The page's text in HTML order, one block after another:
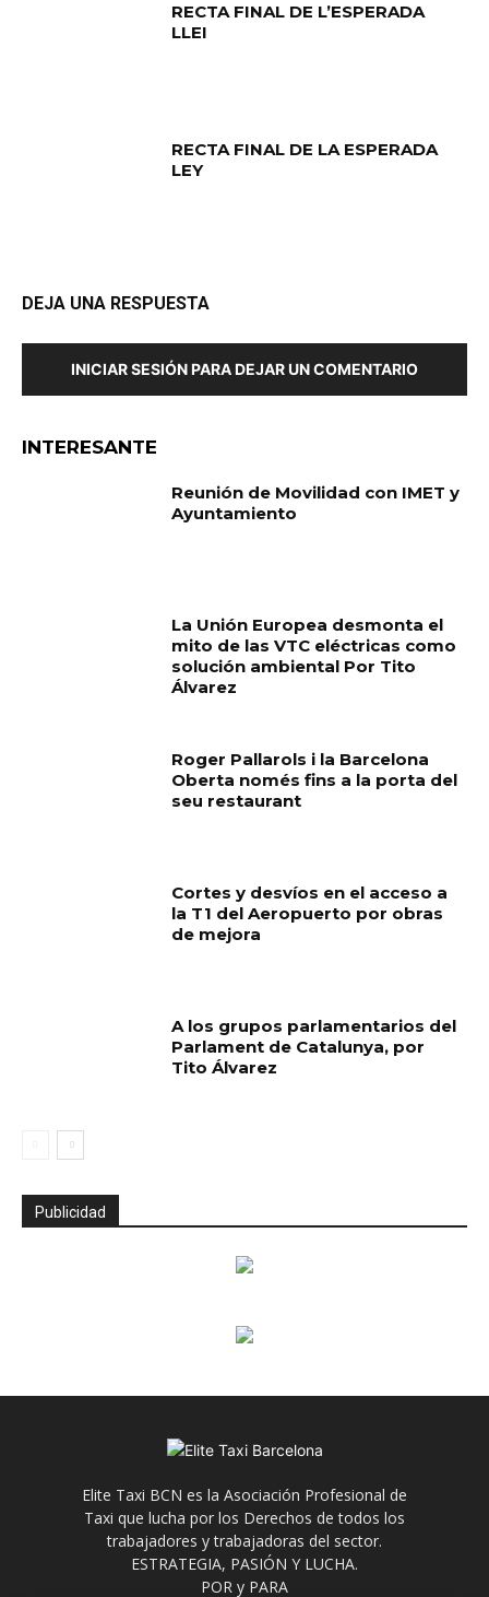
RECTA FINAL DE L’ESPERADA
LLEI
RECTA FINAL DE LA ESPERADA
LEY
DEJA UNA RESPUESTA
INICIAR SESIÓN PARA DEJAR UN COMENTARIO
INTERESANTE
Reunión de Movilidad con IMET y
Ayuntamiento
La Unión Europea desmonta el
mito de las VTC eléctricas como
solución ambiental Por Tito
Álvarez
Roger Pallarols i la Barcelona
Oberta només fins a la porta del
seu restaurant
Cortes y desvíos en el acceso a
la T1 del Aeropuerto por obras
de mejora
A los grupos parlamentarios del
Parlament de Catalunya, por
Tito Álvarez
Publicidad
Elite Taxi BCN es la Asociación Profesional de
Taxi que lucha por los Derechos de todos los
trabajadores y trabajadoras del sector.
ESTRATEGIA, PASIÓN Y LUCHA.
POR y PARA